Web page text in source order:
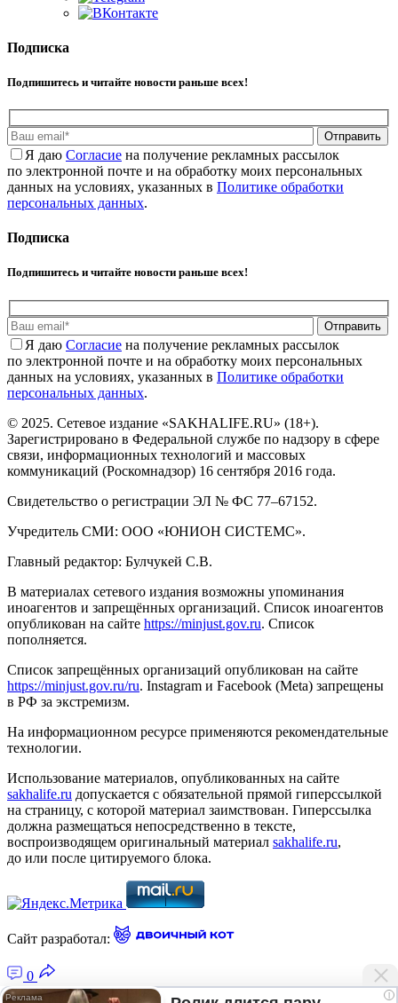
Подписка
Подпишитесь и читайте новости раньше всех!
Отправить
Я даю Cогласие на получение рекламных рассылок
по электронной почте и на обработку моих персональных
данных на условиях, указанных в Политике обработки
персональных данных.
Подписка
Подпишитесь и читайте новости раньше всех!
Отправить
Я даю Cогласие на получение рекламных рассылок
по электронной почте и на обработку моих персональных
данных на условиях, указанных в Политике обработки
персональных данных.
© 2025. Сетевое издание «SAKHALIFE.RU» (18+).
Зарегистрировано в Федеральной службе по надзору в сфере
связи, информационных технологий и массовых
коммуникаций (Роскомнадзор) 16 сентября 2016 года.
Свидетельство о регистрации ЭЛ № ФС 77–67152.
Учредитель СМИ: ООО «ЮНИОН СИСТЕМС».
Главный редактор: Булчукей С.В.
В материалах сетевого издания возможны упоминания
иноагентов и запрещённых организаций. Список иноагентов
опубликован на сайте https://minjust.gov.ru. Список
пополняется.
Список запрещённых организаций опубликован на сайте
https://minjust.gov.ru/ru. Instagram и Facebook (Metа) запрещены
в РФ за экстремизм.
На информационном ресурсе применяются рекомендательные
технологии.
Использование материалов, опубликованных на сайте
sakhalife.ru допускается с обязательной прямой гиперссылкой
на страницу, с которой материал заимствован. Гиперссылка
должна размещаться непосредственно в тексте,
воспроизводящем оригинальный материал sakhalife.ru,
до или после цитируемого блока.
Сайт разработал:
0
i